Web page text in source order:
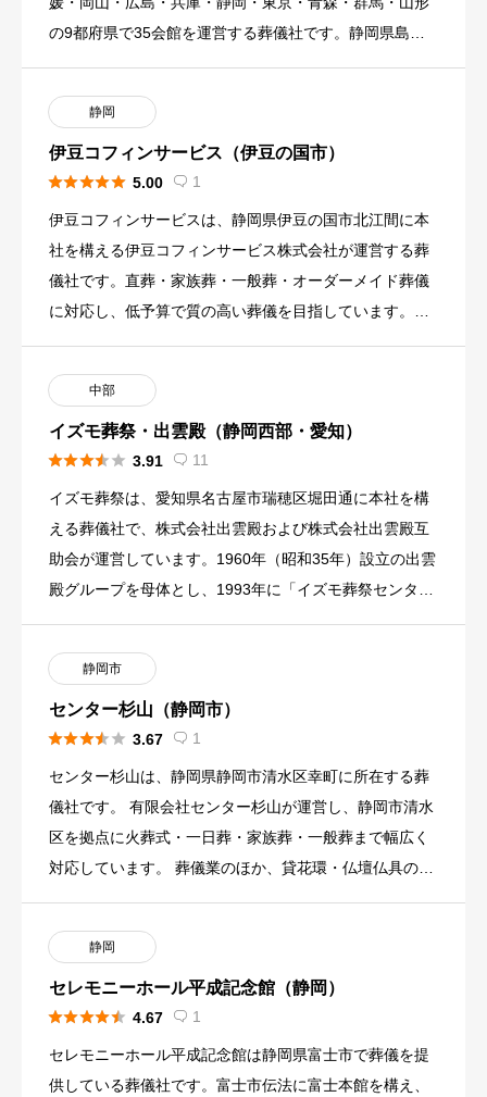
の9都府県で35会館を運営する葬儀社です。静岡県島田
静岡
伊豆コフィンサービス（伊豆の国市）
 5.00  1
伊豆コフィンサービスは、静岡県伊豆の国市北江間に本
社を構える伊豆コフィンサービス株式会社が運営する葬
儀社です。直葬・家族葬・一般葬・オーダーメイド葬儀
に対応し、低予算で質の高い葬儀を目指しています。自
中部
イズモ葬祭・出雲殿（静岡西部・愛知）
 3.91  11
イズモ葬祭は、愛知県名古屋市瑞穂区堀田通に本社を構
える葬儀社で、株式会社出雲殿および株式会社出雲殿互
助会が運営しています。1960年（昭和35年）設立の出雲
殿グループを母体とし、1993年に「イズモ葬祭センタ
静岡市
センター杉山（静岡市）
 3.67  1
センター杉山は、静岡県静岡市清水区幸町に所在する葬
儀社です。 有限会社センター杉山が運営し、静岡市清水
区を拠点に火葬式・一日葬・家族葬・一般葬まで幅広く
対応しています。 葬儀業のほか、貸花環・仏壇仏具の取
静岡
セレモニーホール平成記念館（静岡）
 4.67  1
セレモニーホール平成記念館は静岡県富士市で葬儀を提
供している葬儀社です。富士市伝法に富士本館を構え、